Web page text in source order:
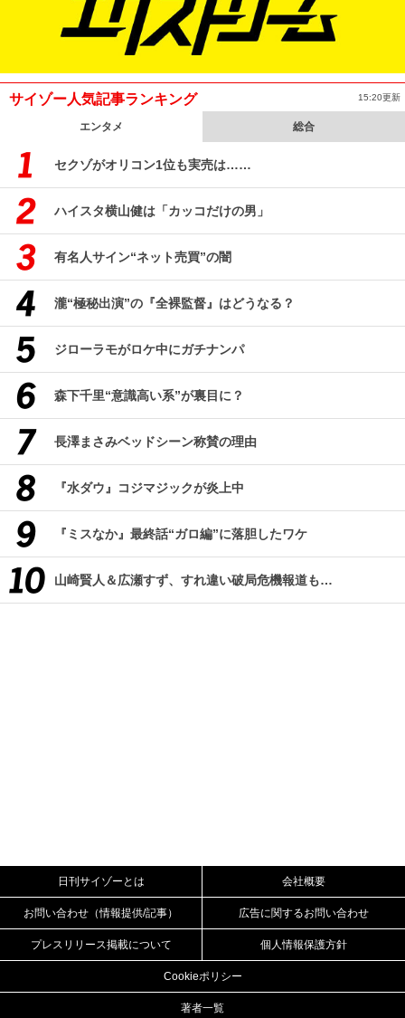
サイゾー人気記事ランキング 15:20更新
エンタメ 総合
セクゾがオリコン1位も実売は……
ハイスタ横山健は「カッコだけの男」
有名人サイン“ネット売買”の闇
瀧“極秘出演”の『全裸監督』はどうなる？
ジローラモがロケ中にガチナンパ
森下千里“意識高い系”が裏目に？
長澤まさみベッドシーン称賛の理由
『水ダウ』コジマジックが炎上中
『ミスなか』最終話“ガロ編”に落胆したワケ
山崎賢人＆広瀬すず、すれ違い破局危機報道も…
日刊サイゾーとは 会社概要
お問い合わせ（情報提供/記事） 広告に関するお問い合わせ
プレスリリース掲載について 個人情報保護方針
Cookieポリシー
著者一覧